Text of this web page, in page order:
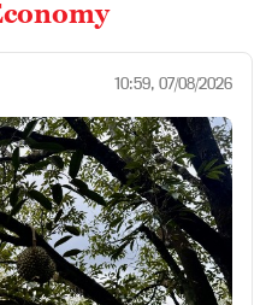
10:59, 07/08/2026